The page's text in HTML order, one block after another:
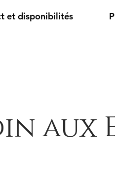
et disponibilités
aux